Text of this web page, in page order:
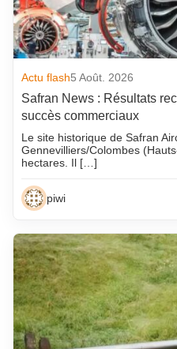
Actu flash5 Août. 2026
Safran News : Résultats
succès commerciaux
Le site historique de Safran
Gennevilliers/Colombes
hectares. Il […]
piwi